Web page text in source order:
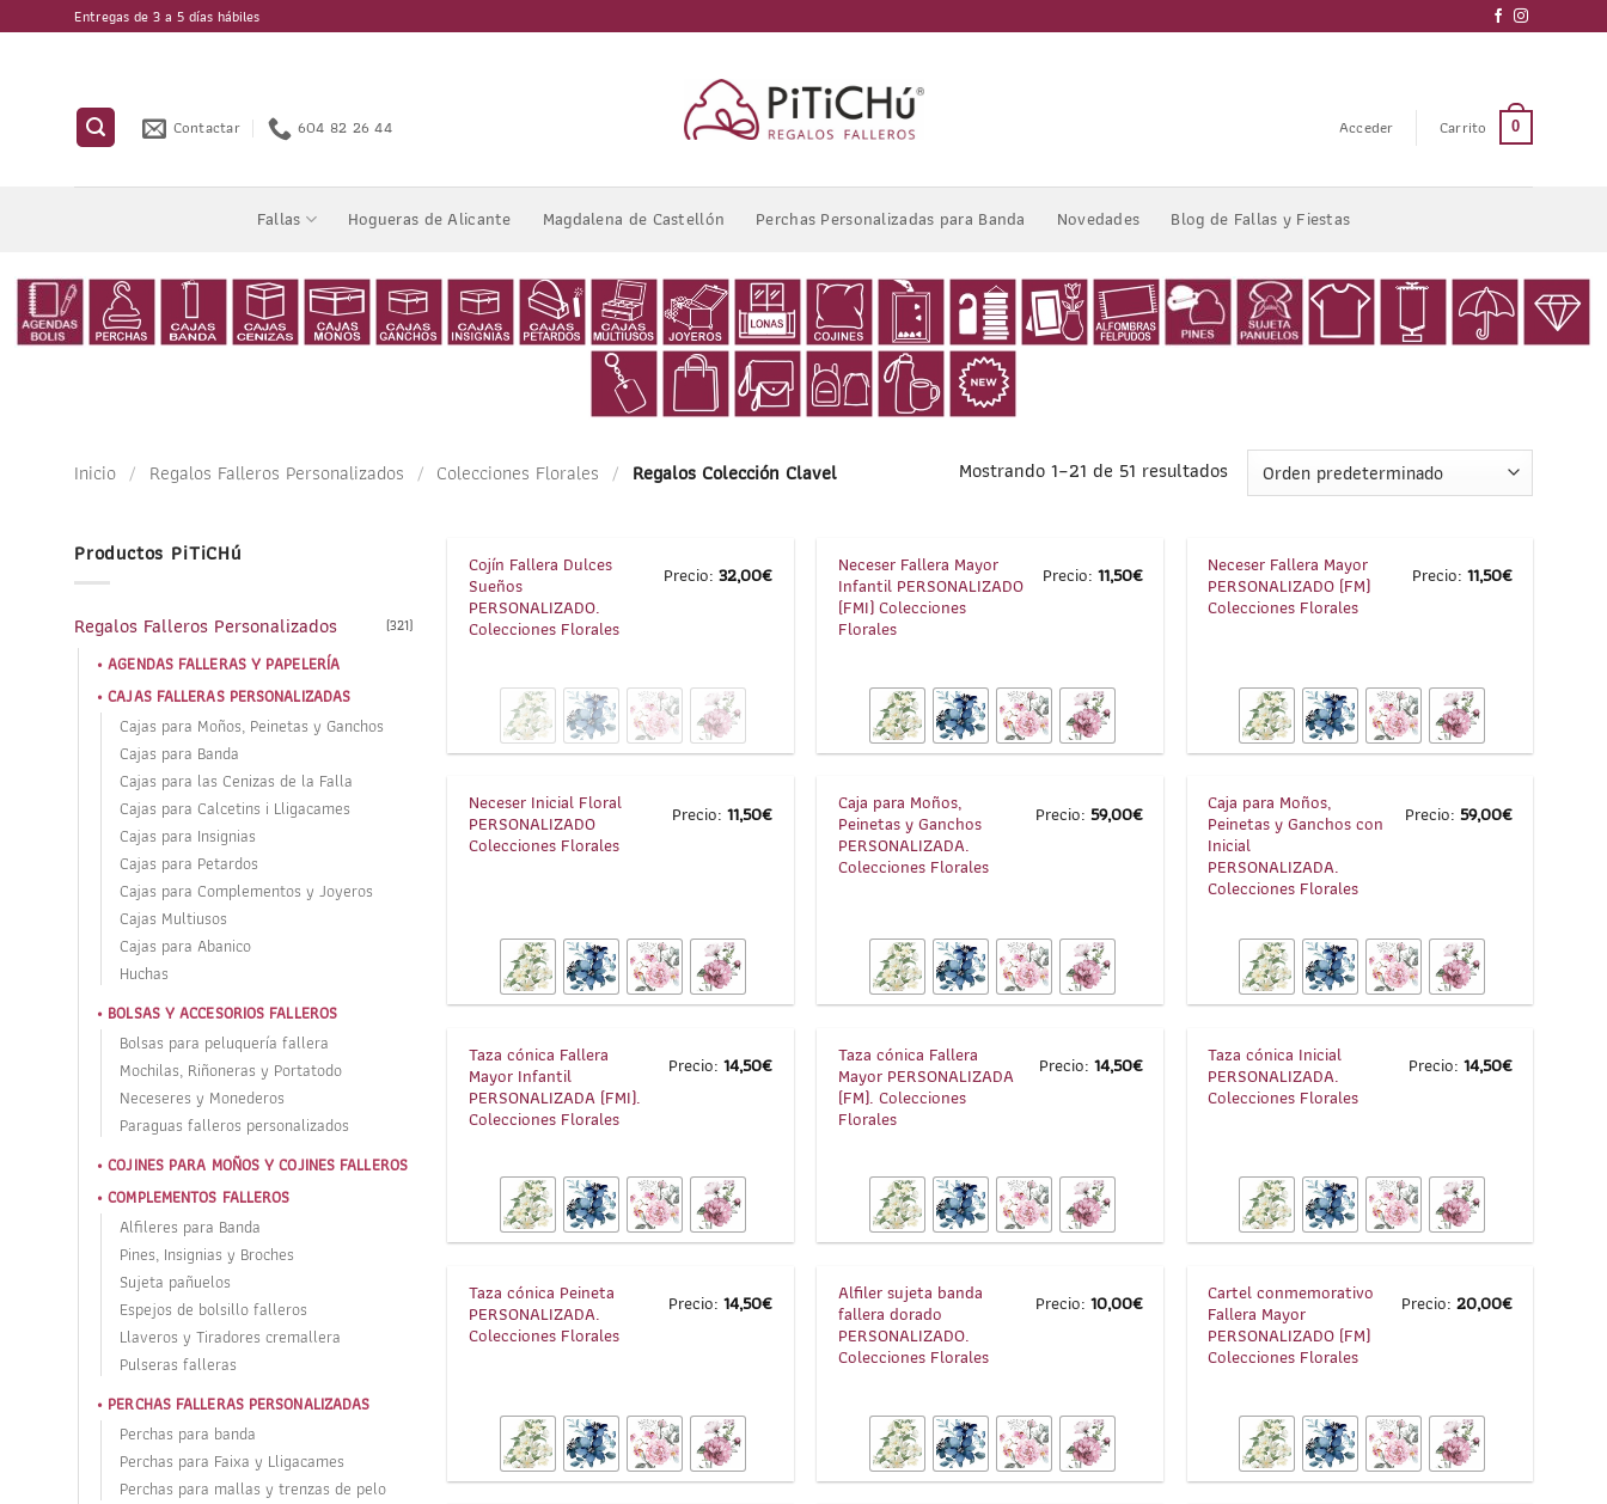
al
Entregas de 3 a 5 días hábiles
Contactar 604 82 26 44 Acceder Carrito 0
Fallas Hogueras de Alicante Magdalena de Castellón Perchas Personalizadas para Banda Novedades Blog de Fallas y Fiestas
Inicio / Regalos Falleros Personalizados / Colecciones Florales / Regalos Colección Clavel Mostrando 1–21 de 51 resultados
Productos PiTiCHú
Regalos Falleros Personalizados (321)
AGENDAS FALLERAS Y PAPELERÍA
CAJAS FALLERAS PERSONALIZADAS
Cajas para Moños, Peinetas y Ganchos
Cajas para Banda
Cajas para las Cenizas de la Falla
Cajas para Calcetins i Lligacames
Cajas para Insignias
Cajas para Petardos
Cajas para Complementos y Joyeros
Cajas Multiusos
Cajas para Abanico
Huchas
BOLSAS Y ACCESORIOS FALLEROS
Bolsas para peluquería fallera
Mochilas, Riñoneras y Portatodo
Neceseres y Monederos
Paraguas falleros personalizados
COJINES PARA MOÑOS Y COJINES FALLEROS
COMPLEMENTOS FALLEROS
Alfileres para Banda
Pines, Insignias y Broches
Sujeta pañuelos
Espejos de bolsillo falleros
Llaveros y Tiradores cremallera
Pulseras falleras
PERCHAS FALLERAS PERSONALIZADAS
Perchas para banda
Perchas para Faixa y Lligacames
Perchas para mallas y trenzas de pelo
Cojín Fallera Dulces
Sueños
PERSONALIZADO.
Colecciones Florales
Precio:32,00€ Neceser Fallera Mayor
Infantil PERSONALIZADO
(FMI) Colecciones
Florales
Precio: 11,50€ Neceser Fallera Mayor
PERSONALIZADO (FM)
Colecciones Florales
Precio: 11,50€
1/4
Neceser Inicial Floral
PERSONALIZADO
Colecciones Florales
Precio:11,50€
1/8
Caja para Moños,
Peinetas y Ganchos
PERSONALIZADA.
Colecciones Florales
Precio: 59,00€
1/7
Caja para Moños,
Peinetas y Ganchos con
Inicial
PERSONALIZADA.
Colecciones Florales
Precio: 59,00€
1/4
Taza cónica Fallera
Mayor Infantil
PERSONALIZADA (FMI).
Colecciones Florales
Precio:14,50€
1/4
Taza cónica Fallera
Mayor PERSONALIZADA
(FM). Colecciones
Florales
Precio: 14,50€
1/7
Taza cónica Inicial
PERSONALIZADA.
Colecciones Florales
Precio: 14,50€
1/6
Taza cónica Peineta
PERSONALIZADA.
Colecciones Florales
Precio:14,50€
1/6
Alfiler sujeta banda
fallera dorado
PERSONALIZADO.
Colecciones Florales
Precio: 10,00€
1/8
Cartel conmemorativo
Fallera Mayor
PERSONALIZADO (FM)
Colecciones Florales
Precio: 20,00€
1/2 1/5 1/5